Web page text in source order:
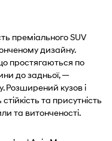
преміального SUV
дизайну.
що простягаються по
до задньої, —
Розширений кузов і
та присутність
та витонченості.